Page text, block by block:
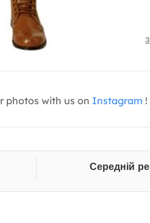
photos with us on Instagram !
Середній